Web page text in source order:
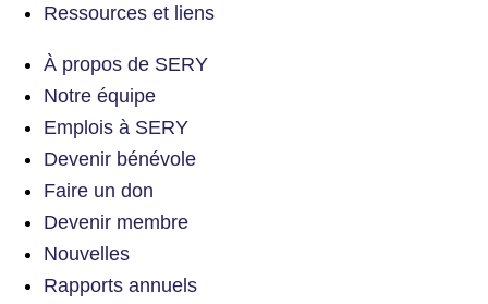
Ressources et liens
À propos de SERY
Notre équipe
Emplois à SERY
Devenir bénévole
Faire un don
Devenir membre
Nouvelles
Rapports annuels